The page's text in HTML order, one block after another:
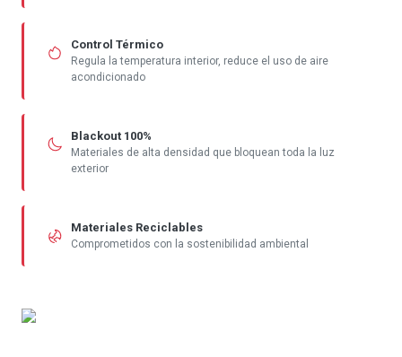
Control Térmico
Regula la temperatura interior, reduce el uso de aire
acondicionado
Blackout 100%
Materiales de alta densidad que bloquean toda la luz
exterior
Materiales Reciclables
Comprometidos con la sostenibilidad ambiental